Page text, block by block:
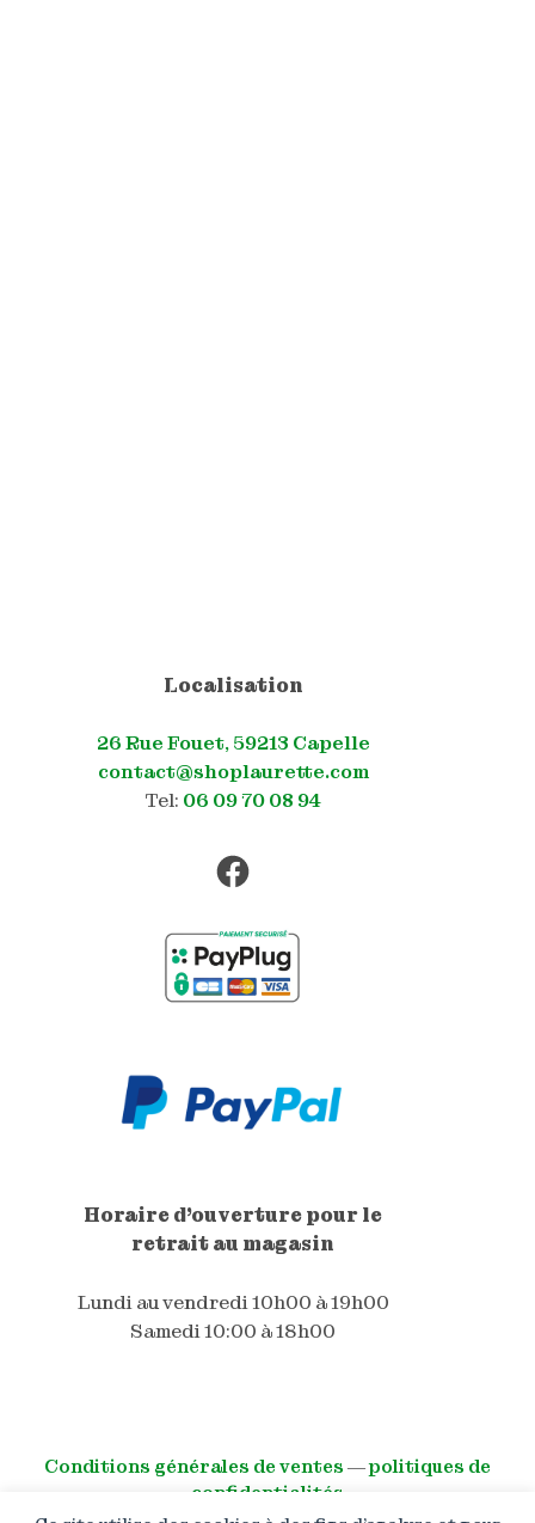
Localisation
26 Rue Fouet, 59213 Capelle
contact@shoplaurette.com
Tel: 06 09 70 08 94
Facebook
Horaire d'ouverture pour le
retrait au magasin
Lundi au vendredi 10h00 à 19h00
Samedi 10:00 à 18h00
Conditions générales de ventes ―politiques de
confidentialités